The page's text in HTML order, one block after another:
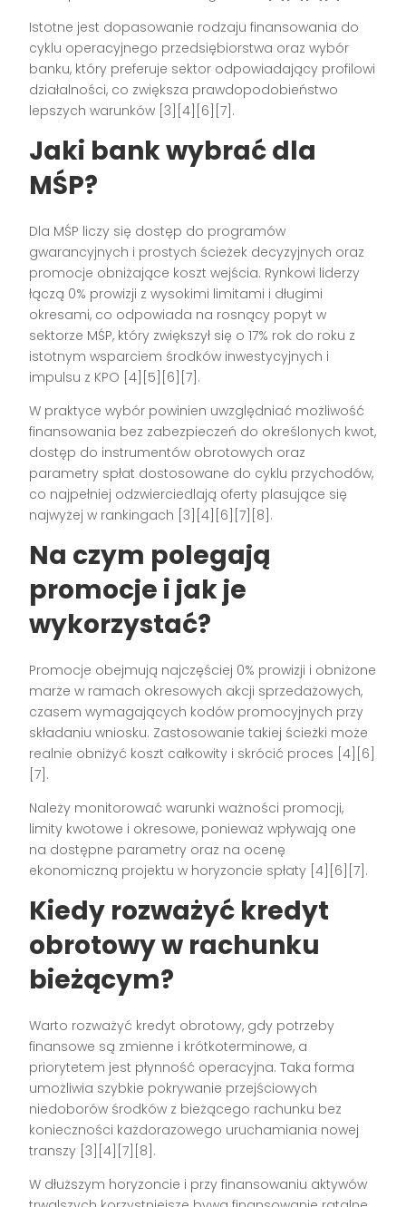
Istotne jest dopasowanie rodzaju finansowania do
cyklu operacyjnego przedsiębiorstwa oraz wybór
banku, który preferuje sektor odpowiadający profilowi
działalności, co zwiększa prawdopodobieństwo
lepszych warunków [3][4][6][7].
Jaki bank wybrać dla
MŚP?
Dla MŚP liczy się dostęp do programów
gwarancyjnych i prostych ścieżek decyzyjnych oraz
promocje obniżające koszt wejścia. Rynkowi liderzy
łączą 0% prowizji z wysokimi limitami i długimi
okresami, co odpowiada na rosnący popyt w
sektorze MŚP, który zwiększył się o 17% rok do roku z
istotnym wsparciem środków inwestycyjnych i
impulsu z KPO [4][5][6][7].
W praktyce wybór powinien uwzględniać możliwość
finansowania bez zabezpieczeń do określonych kwot,
dostęp do instrumentów obrotowych oraz
parametry spłat dostosowane do cyklu przychodów,
co najpełniej odzwierciedlają oferty plasujące się
najwyżej w rankingach [3][4][6][7][8].
Na czym polegają
promocje i jak je
wykorzystać?
Promocje obejmują najczęściej 0% prowizji i obniżone
marże w ramach okresowych akcji sprzedażowych,
czasem wymagających kodów promocyjnych przy
składaniu wniosku. Zastosowanie takiej ścieżki może
realnie obniżyć koszt całkowity i skrócić proces [4][6]
[7].
Należy monitorować warunki ważności promocji,
limity kwotowe i okresowe, ponieważ wpływają one
na dostępne parametry oraz na ocenę
ekonomiczną projektu w horyzoncie spłaty [4][6][7].
Kiedy rozważyć kredyt
obrotowy w rachunku
bieżącym?
Warto rozważyć kredyt obrotowy, gdy potrzeby
finansowe są zmienne i krótkoterminowe, a
priorytetem jest płynność operacyjna. Taka forma
umożliwia szybkie pokrywanie przejściowych
niedoborów środków z bieżącego rachunku bez
konieczności każdorazowego uruchamiania nowej
transzy [3][4][7][8].
W dłuższym horyzoncie i przy finansowaniu aktywów